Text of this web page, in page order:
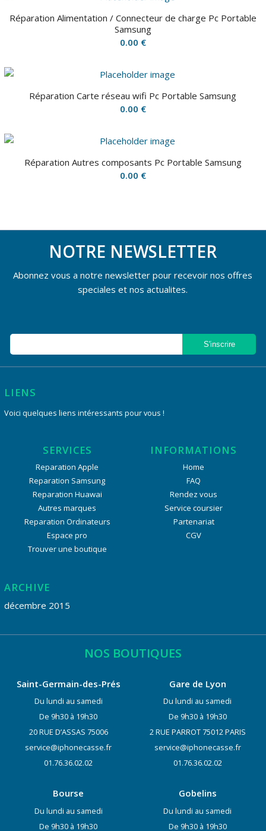
Réparation Alimentation / Connecteur de charge Pc Portable
Samsung
0.00 €
Réparation Carte réseau wifi Pc Portable Samsung
0.00 €
Réparation Autres composants Pc Portable Samsung
0.00 €
NOTRE NEWSLETTER
Abonnez vous a notre newsletter pour recevoir nos offres
speciales et nos actualites.
LIENS
Voici quelques liens intéressants pour vous !
SERVICES
Reparation Apple
Reparation Samsung
Reparation Huawai
Autres marques
Reparation Ordinateurs
Espace pro
Trouver une boutique
INFORMATIONS
Home
FAQ
Rendez vous
Service coursier
Partenariat
CGV
ARCHIVE
décembre 2015
NOS BOUTIQUES
Saint-Germain-des-Prés
Du lundi au samedi
De 9h30 à 19h30
20 RUE D’ASSAS 75006
service@iphonecasse.fr
01.76.36.02.02
Gare de Lyon
Du lundi au samedi
De 9h30 à 19h30
2 RUE PARROT 75012 PARIS
service@iphonecasse.fr
01.76.36.02.02
Bourse
Du lundi au samedi
De 9h30 à 19h30
Gobelins
Du lundi au samedi
De 9h30 à 19h30